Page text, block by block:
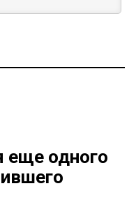
еще одного